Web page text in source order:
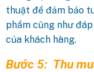
thuật để đảm bảo
phẩm cũng như
của khách hàng.
Bước 5: Thu